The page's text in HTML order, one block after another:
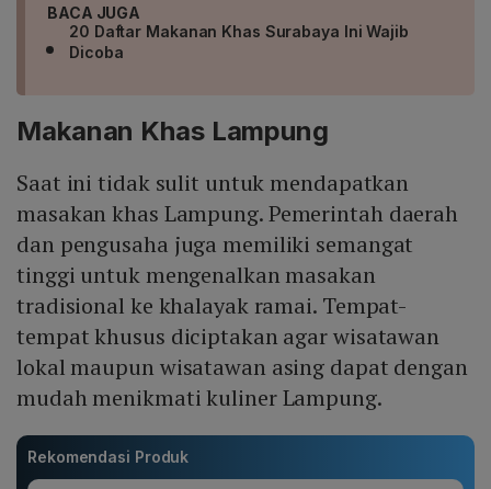
BACA JUGA
20 Daftar Makanan Khas Surabaya Ini Wajib
Dicoba
Makanan Khas Lampung
Saat ini tidak sulit untuk mendapatkan
masakan khas Lampung. Pemerintah daerah
dan pengusaha juga memiliki semangat
tinggi untuk mengenalkan masakan
tradisional ke khalayak ramai. Tempat-
tempat khusus diciptakan agar wisatawan
lokal maupun wisatawan asing dapat dengan
mudah menikmati kuliner Lampung.
Rekomendasi Produk